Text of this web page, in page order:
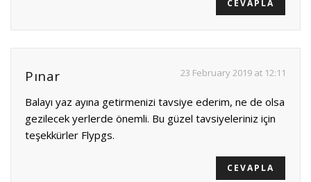
CEVAPLA
Pınar 23 February 2019 at 12:11
Balayı yaz ayına getirmenizi tavsiye ederim, ne de olsa
gezilecek yerlerde önemli. Bu güzel tavsiyeleriniz için
teşekkürler Flypgs.
CEVAPLA